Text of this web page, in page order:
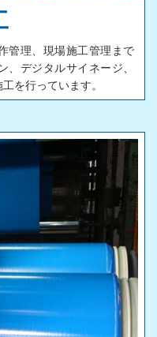
管理、現場施工管理まで
デジタルサイネージ、
を行っています。